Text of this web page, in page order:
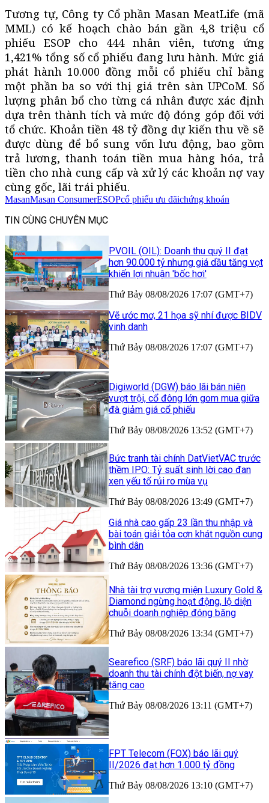
Tương tự, Công ty Cổ phần Masan MeatLife (mã
MML) có kế hoạch chào bán gần 4,8 triệu cổ
phiếu ESOP cho 444 nhân viên, tương ứng
1,421% tổng số cổ phiếu đang lưu hành. Mức giá
phát hành 10.000 đồng mỗi cổ phiếu chỉ bằng
một phần ba so với thị giá trên sàn UPCoM. Số
lượng phân bổ cho từng cá nhân được xác định
dựa trên thành tích và mức độ đóng góp đối với
tổ chức. Khoản tiền 48 tỷ đồng dự kiến thu về sẽ
được dùng để bổ sung vốn lưu động, bao gồm
trả lương, thanh toán tiền mua hàng hóa, trả
tiền cho nhà cung cấp và xử lý các khoản nợ vay
cùng gốc, lãi trái phiếu.
MasanMasan ConsumerESOPcổ phiếu ưu đãichứng khoán
TIN CÙNG CHUYÊN MỤC
PVOIL (OIL): Doanh thu quý II đạt
hơn 90.000 tỷ nhưng giá dầu tăng vọt
khiến lợi nhuận 'bốc hơi'
Thứ Bảy 08/08/2026 17:07 (GMT+7)
Vẽ ước mơ, 21 họa sỹ nhí được BIDV
vinh danh
Thứ Bảy 08/08/2026 17:07 (GMT+7)
Digiworld (DGW) báo lãi bán niên
vượt trội, cổ đông lớn gom mua giữa
đà giảm giá cổ phiếu
Thứ Bảy 08/08/2026 13:52 (GMT+7)
Bức tranh tài chính DatVietVAC trước
thềm IPO: Tỷ suất sinh lời cao đan
xen yếu tố rủi ro mùa vụ
Thứ Bảy 08/08/2026 13:49 (GMT+7)
Giá nhà cao gấp 23 lần thu nhập và
bài toán giải tỏa cơn khát nguồn cung
bình dân
Thứ Bảy 08/08/2026 13:36 (GMT+7)
Nhà tài trợ vương miện Luxury Gold &
Diamond ngừng hoạt động, lộ diện
chuỗi doanh nghiệp đóng băng
Thứ Bảy 08/08/2026 13:34 (GMT+7)
Searefico (SRF) báo lãi quý II nhờ
doanh thu tài chính đột biến, nợ vay
tăng cao
Thứ Bảy 08/08/2026 13:11 (GMT+7)
FPT Telecom (FOX) báo lãi quý
II/2026 đạt hơn 1.000 tỷ đồng
Thứ Bảy 08/08/2026 13:10 (GMT+7)